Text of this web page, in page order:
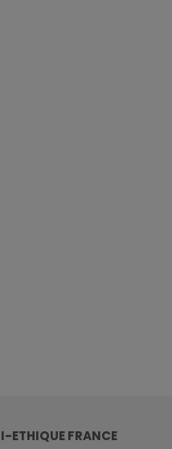
ETHIQUE FRANCE